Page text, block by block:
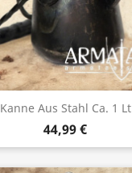
Kanne Aus Stahl Ca. 1 Lt
44,99 €